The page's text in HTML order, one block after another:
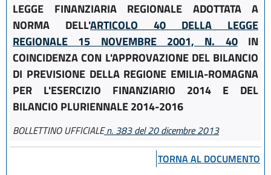
LEGGE FINANZIARIA REGIONALE ADOTTATA A
NORMA DELL'ARTICOLO 40 DELLA LEGGE
REGIONALE 15 NOVEMBRE 2001, N. 40IN
COINCIDENZA CON L'APPROVAZIONE DEL BILANCIO
DI PREVISIONE DELLA REGIONE EMILIA-ROMAGNA
PER L'ESERCIZIO FINANZIARIO 2014 E DEL
BILANCIO PLURIENNALE 2014-2016
BOLLETTINO UFFICIALEn. 383 del 20 dicembre 2013
TORNA AL DOCUMENTO